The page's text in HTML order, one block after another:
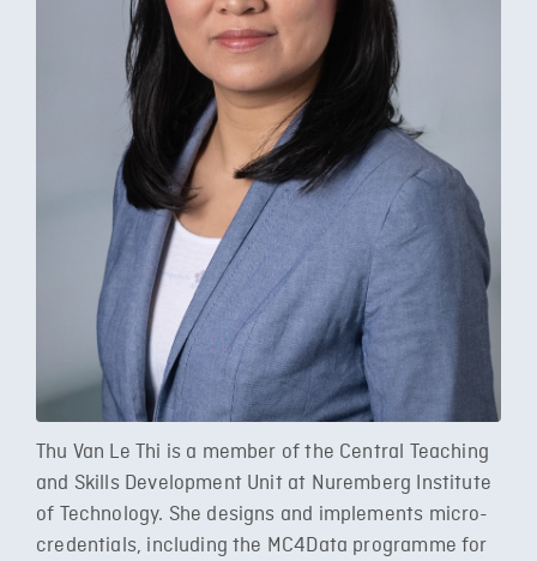
Thu Van Le Thi is a member of the Central Teaching
and Skills Development Unit at Nuremberg Institute
of Technology. She designs and implements micro-
credentials, including the MC4Data programme for